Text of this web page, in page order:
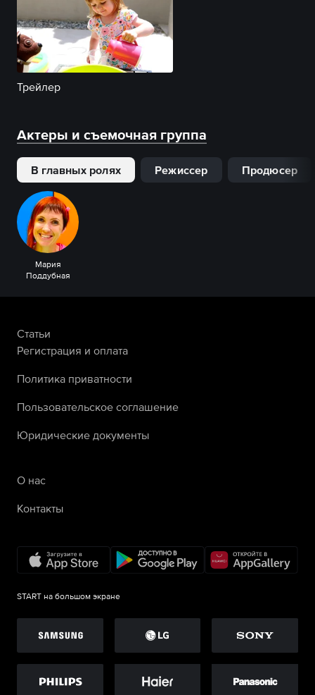
Трейлер
Актеры и съемочная группа
В главных ролях Режиссер Продюсер
Мария
Поддубная
Статьи
Регистрация и оплата
Политика приватности
Пользовательское соглашение
Юридические документы
О нас
Контакты
START на большом экране